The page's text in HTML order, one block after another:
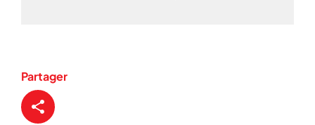
Partager